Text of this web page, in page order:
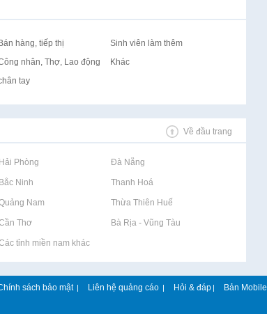
Bán hàng, tiếp thị
Sinh viên làm thêm
nhân, Thợ, Lao động
tay
Khác
Về đầu trang
Phòng Rao vặt tại Đà Nẵng
Ninh Rao vặt tại Thanh Hoá
Nam Rao vặt tại Thừa Thiên Huế
Thơ Rao vặt tại Bà Rịa - Vũng Tàu
tỉnh miền nam khác
sách bảo mật | Liên hệ quảng cáo | Hỏi & đáp | Bản Mobile